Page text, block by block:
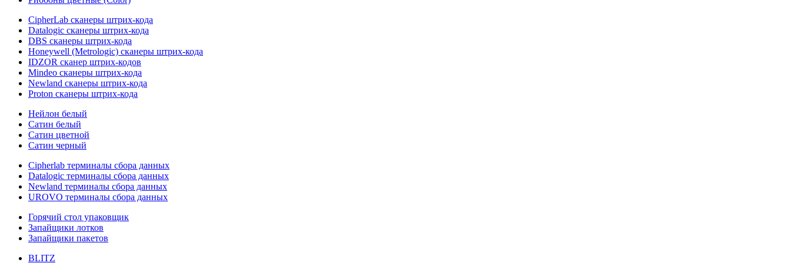
CipherLab сканеры штрих-кода
Datalogic сканеры штрих-кода
DBS сканеры штрих-кода
Honeywell (Metrologic) сканеры штрих-кода
IDZOR сканер штрих-кодов
Mindeo сканеры штрих-кода
Newland сканеры штрих-кода
Proton сканеры штрих-кода
Нейлон белый
Сатин белый
Сатин цветной
Сатин черный
Cipherlab терминалы сбора данных
Datalogic терминалы сбора данных
Newland терминалы сбора данных
UROVO терминалы сбора данных
Горячий стол упаковщик
Запайщики лотков
Запайщики пакетов
BLITZ